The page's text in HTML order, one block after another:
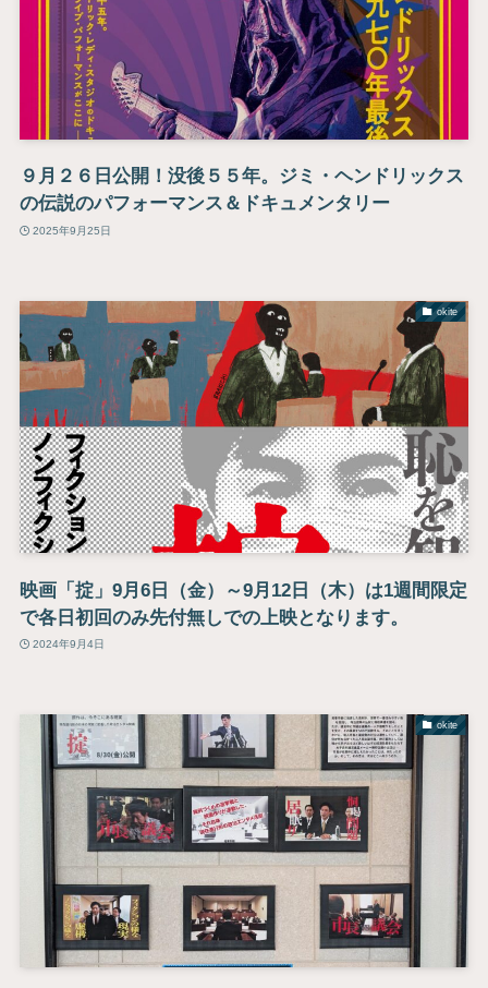
９月２６日公開！没後５５年。ジミ・ヘンドリックス
の伝説のパフォーマンス＆ドキュメンタリー
2025年9月25日
okite
映画「掟」9月6日（金）～9月12日（木）は1週間限定
で各日初回のみ先付無しでの上映となります。
2024年9月4日
okite